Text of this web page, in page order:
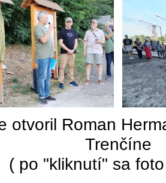
otvoril Roman
Trenčíne
( po "kliknutí" sa